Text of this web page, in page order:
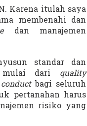
Karena itulah saya
membenahi dan
dan manajemen
standar dan
mulai dari quality
bagi seluruh
pertanahan harus
risiko yang